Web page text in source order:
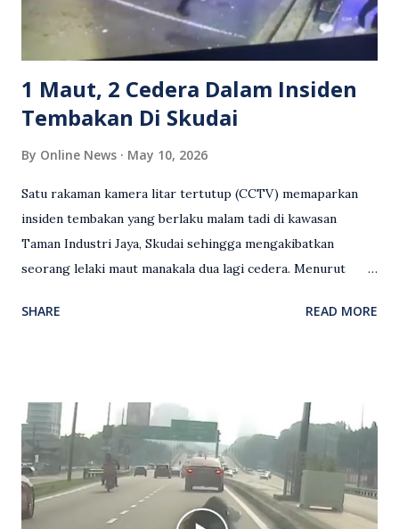
Sebahagian netizen turut meminta pihak berkuasa
mengambil tindakan tegas, manakala ada yang bersimpati
terhadap wanita dipercayai menjadi mangs...
1 Maut, 2 Cedera Dalam Insiden
Tembakan Di Skudai
By Online News May 10, 2026
Satu rakaman kamera litar tertutup (CCTV) memaparkan
insiden tembakan yang berlaku malam tadi di kawasan
Taman Industri Jaya, Skudai sehingga mengakibatkan
seorang lelaki maut manakala dua lagi cedera. Menurut
kejadian berlaku sekitar jam 11 malam dan pihak polis
hiburan di kawasan berkenaan. Seorang mangsa disahkan
meninggal dunia di lokasi kejadian akibat terkena tembakan,
manakala seorang lagi mangsa mengalami kecederaan.
Turut dipercayai terdapat seorang lagi individu cedera
namun identitinya masih belum dikenal pasti selepas dibawa
SHARE READ MORE